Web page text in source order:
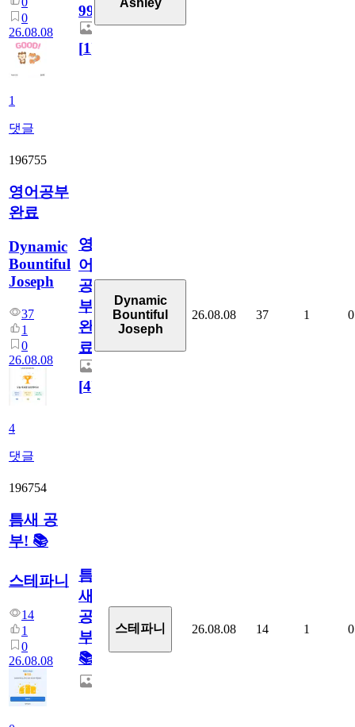
0
26.08.08
1
댓글
99
[1]
Ashley
196755
영어공부
완료
Dynamic
Bountiful
Joseph
37
1
0
26.08.08
4
댓글
영
어
공
부
완
료
[4]
Dynamic
Bountiful
Joseph
26.08.08 37 1 0
196754
틈새 공
부! 📚
스테파니
14
1
0
26.08.08
틈
새
공
부!
📚
스테파니 26.08.08 14 1 0